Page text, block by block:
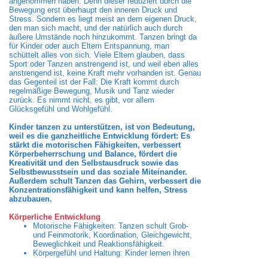
Bewegung erst überhaupt den inneren Druck und
Stress. Sondern es liegt meist an dem eigenen Druck,
den man sich macht, und der natürlich auch durch
äußere Umstände noch hinzukommt. Tanzen bringt da
für Kinder oder auch Eltern Entspannung, man
schüttelt alles von sich. Viele Eltern glauben, dass
Sport oder Tanzen anstrengend ist, und weil eben alles
anstrengend ist, keine Kraft mehr vorhanden ist. Genau
das Gegenteil ist der Fall: Die Kraft kommt durch
regelmäßige Bewegung, Musik und Tanz wieder
zurück. Es nimmt nicht, es gibt, vor allem
Glücksgefühl und Wohlgefühl.
Kinder tanzen zu unterstützen, ist von Bedeutung,
weil es die ganzheitliche Entwicklung fördert: Es
stärkt die motorischen Fähigkeiten, verbessert
Körperbeherrschung und Balance, fördert die
Kreativität und den Selbstausdruck sowie das
Selbstbewusstsein und das soziale Miteinander.
Außerdem schult Tanzen das Gehirn, verbessert die
Konzentrationsfähigkeit und kann helfen, Stress
abzubauen.
Körperliche Entwicklung
Motorische Fähigkeiten: Tanzen schult Grob-
und Feinmotorik, Koordination, Gleichgewicht,
Beweglichkeit und Reaktionsfähigkeit.
Körpergefühl und Haltung: Kinder lernen ihren